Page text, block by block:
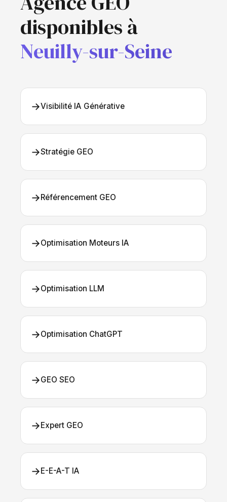
disponibles à
Neuilly-sur-Seine
→Visibilité IA Générative
→Stratégie GEO
→Référencement GEO
→Optimisation Moteurs IA
→Optimisation LLM
→Optimisation ChatGPT
→GEO SEO
→Expert GEO
→E-E-A-T IA